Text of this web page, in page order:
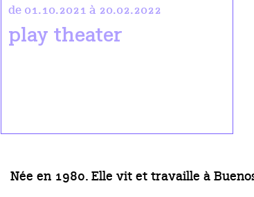
de 01.10.2021 à 20.02.2022
play theater
Née en 1980. Elle vit et travaille à